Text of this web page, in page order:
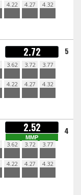
4.22 4.27 4.32
2.72 5
3.62 3.72 3.77
4.22 4.27 4.32
2.52
MMP
4
3.62 3.72 3.77
4.22 4.27 4.32